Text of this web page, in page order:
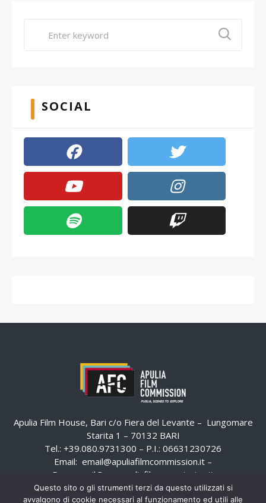
SOCIAL
Apulia Film House, Bari c/o Fiera del Levante – Lungomare
Starita 1 – 70132 BARI
Tel.: +39.080.9731300 – P.I.: 06631230726
Email: email@apuliafilmcommission.it –
Pec:
email@pec.apuliafilmcommission.it
Questo sito o gli strumenti terzi da questo utilizzati si
avvalgono di cookie necessari al funzionamento ed utili alle